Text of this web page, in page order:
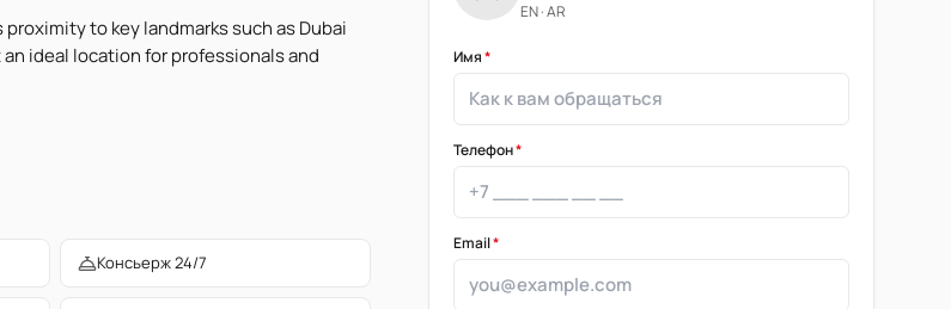
to key landmarks such as Dubai
an ideal location for professionals and
Консьерж 24/7
EN · AR
Имя*
Телефон*
Email*